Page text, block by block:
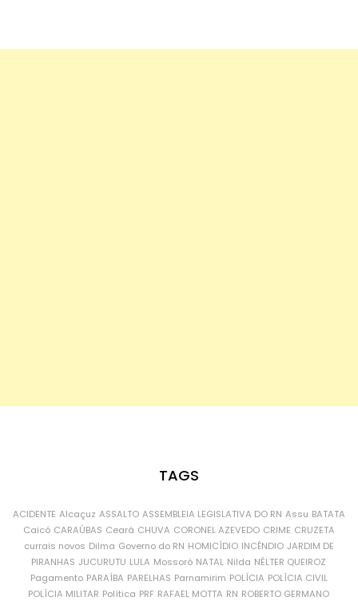
TAGS
ACIDENTE Alcaçuz ASSALTO ASSEMBLEIA LEGISLATIVA DO RN Assu BATATA
Caicó CARAÚBAS Ceará CHUVA CORONEL AZEVEDO CRIME CRUZETA
currais novos Dilma Governo do RN HOMICÍDIO INCÊNDIO JARDIM DE
PIRANHAS JUCURUTU LULA Mossoró NATAL Nilda NÉLTER QUEIROZ
Pagamento PARAÍBA PARELHAS Parnamirim POLÍCIA POLÍCIA CIVIL
POLÍCIA MILITAR Política PRF RAFAEL MOTTA RN ROBERTO GERMANO